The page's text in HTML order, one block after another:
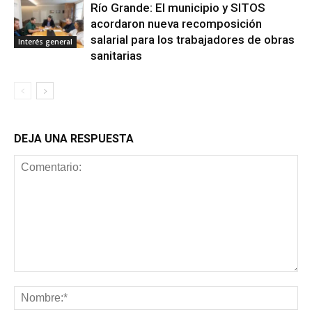
Interés general
Río Grande: El municipio y SITOS
acordaron nueva recomposición
salarial para los trabajadores de obras
sanitarias
DEJA UNA RESPUESTA